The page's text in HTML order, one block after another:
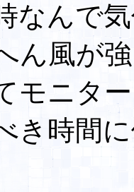
なんで
ん風が
モニタ
き時間